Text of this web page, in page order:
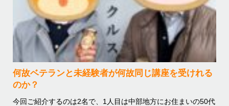
何故ベテランと未経験者が何故同じ講座を受けれる
のか？
今回ご紹介するのは2名で、1人目は中部地方にお住まいの50代